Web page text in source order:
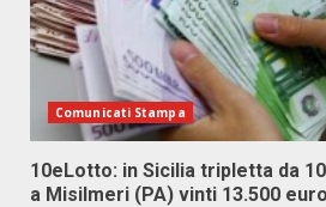
Comunicati Stampa
10eLotto: in Sicilia tripletta da
a Misilmeri (PA) vinti 13.500 euro